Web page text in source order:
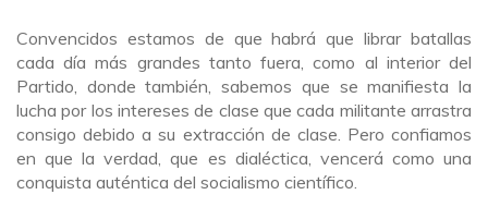
Convencidos estamos de que habrá que librar batallas
cada día más grandes tanto fuera, como al interior del
Partido, donde también, sabemos que se manifiesta la
lucha por los intereses de clase que cada militante arrastra
consigo debido a su extracción de clase. Pero confiamos
en que la verdad, que es dialéctica, vencerá como una
conquista auténtica del socialismo científico.